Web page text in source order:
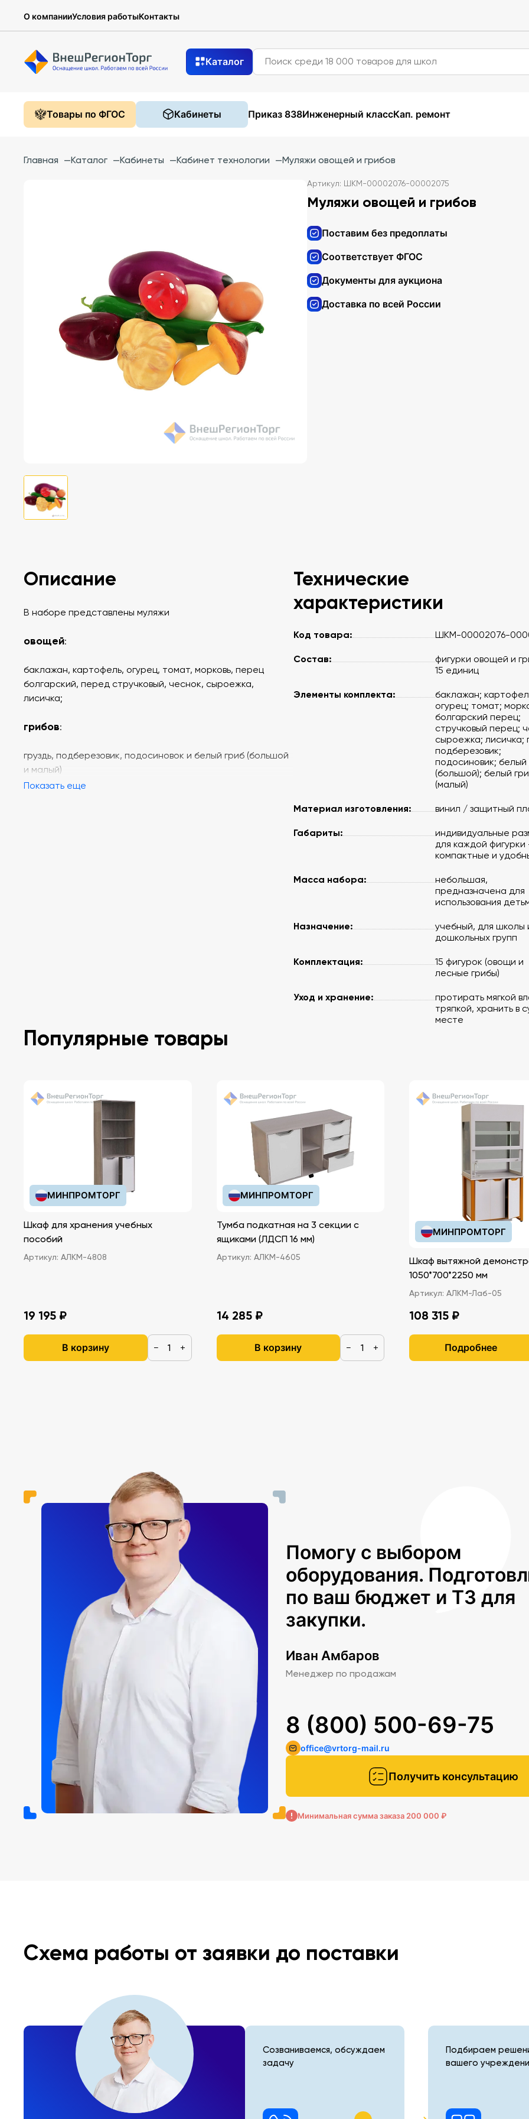
О компанииУсловия работыКонтакты
Каталог
Товары по ФГОС Кабинеты Приказ 838Инженерный классКап. ремонт
Главная —Каталог —Кабинеты —Кабинет технологии —Муляжи овощей и грибов
Артикул: ШКМ-00002076-00002075
Муляжи овощей и грибов
Поставим без предоплаты
Соответствует ФГОС
Документы для аукциона
Доставка по всей России
Описание
В наборе представлены муляжи
овощей:
баклажан, картофель, огурец, томат, морковь, перец
болгарский, перед стручковый, чеснок, сыроежка,
лисичка;
грибов:
груздь, подберезовик, подосиновок и белый гриб (большой
и малый)
Показать еще
Технические
характеристики
Код товара: ШКМ-00002076-
Состав:
фигурки овощей и
15 единиц
Элементы комплекта:
баклажан;
огурец; томат;
болгарский перец;
стручковый перец;
сыроежка; лисичка;
подберезовик;
подосиновик; белый
(большой); белый
(малый)
Материал изготовления: винил / защитный
Габариты:
индивидуальные
для каждой фигурки
компактные и
Масса набора:
небольшая,
предназначена для
использования
Назначение:
учебный, для школы
дошкольных групп
Комплектация:
15 фигурок (овощи и
лесные грибы)
Уход и хранение:
протирать мягкой
тряпкой, хранить в
месте
Популярные товары
МИНПРОМТОРГ
Шкаф для хранения учебных
пособий
Артикул: АЛКМ-4808
19 195 ₽
В корзину − +
МИНПРОМТОРГ
Тумба подкатная на 3 секции с
ящиками (ЛДСП 16 мм)
Артикул: АЛКМ-4605
14 285 ₽
В корзину − +
МИНПРОМТОРГ
Шкаф вытяжной
1050*700*2250 мм
Артикул: АЛКМ-Лаб-05
108 315 ₽
Подробнее
Помогу с выбором
оборудования.
по ваш бюджет и ТЗ для
закупки.
Иван Амбаров
Менеджер по продажам
Получить консультацию
8 (800) 500-69-75
office@vrtorg-mail.ru
Минимальная сумма заказа 200 000 ₽
Схема работы от заявки до поставки
Созваниваемся, обсуждаем
задачу
Подбираем
вашего